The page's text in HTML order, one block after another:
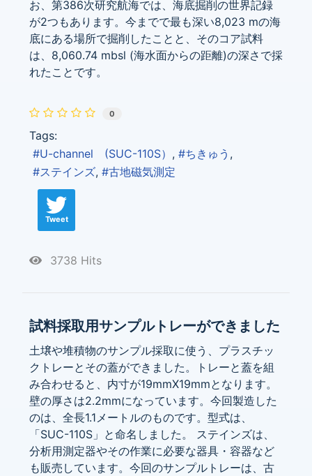
お、第386次研究航海では、海底掘削の世界記録
が2つもあります。今までで最も深い8,023 mの海
底にある場所で掘削したことと、そのコア試料
は、8,060.74 mbsl (海水面からの距離)の深さで採
れたことです。
0
Tags:
U-channel (SUC-110S）
ちきゅう
ステインズ
古地磁気測定
Tweet
3738 Hits
試料採取用サンプルトレーができました
土壌や堆積物のサンプル採取に使う、プラスチッ
クトレーとその蓋ができました。トレーと蓋を組
み合わせると、内寸が19mmX19mmとなります。
壁の厚さは2.2mmになっています。今回製造した
のは、全長1.1メートルのものです。型式は、
「SUC-110S」と命名しました。 ステインズは、
分析用測定器やその作業に必要な器具・容器など
も販売しています。今回のサンプルトレーは、古